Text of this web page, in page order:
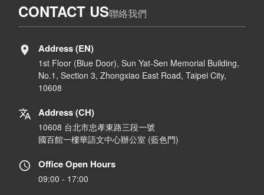
CONTACT US聯絡我們
Address (EN)
1st Floor (Blue Door), Sun Yat-Sen Memorial Building,
No.1, Section 3, Zhongxiao East Road, Taipei City,
10608
Address (CH)
10608 台北市忠孝東路三段一號
國百館一樓華語文中心辦公室 (藍色門)
Office Open Hours
09:00 - 17:00